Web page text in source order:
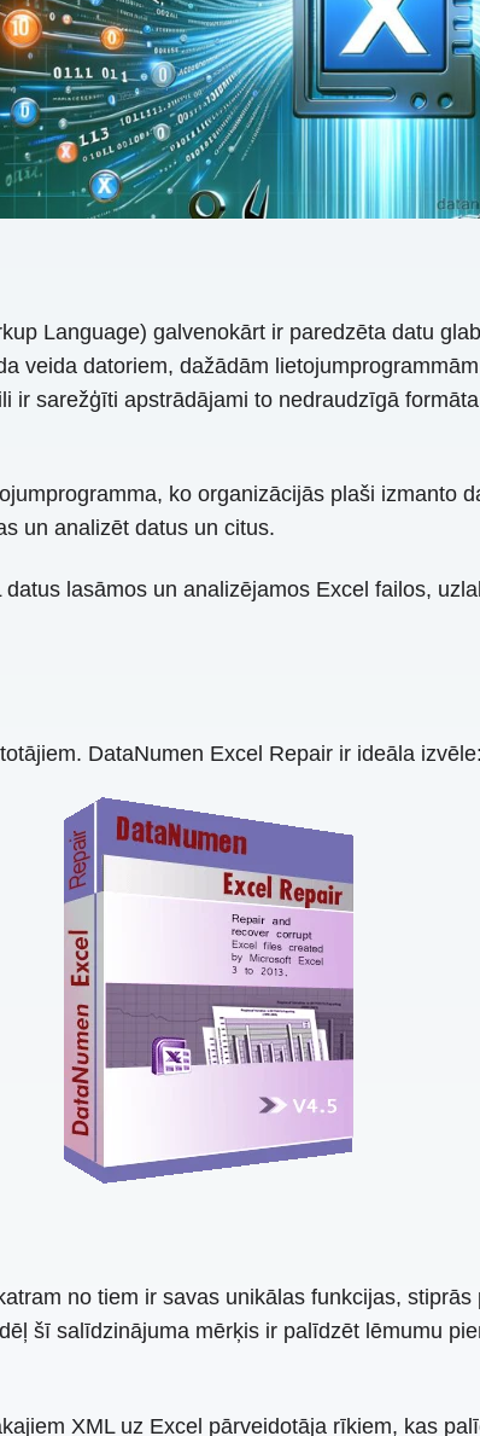
Language) galvenokārt ir paredzēta datu
veida datoriem, dažādām
ir sarežģīti apstrādājami to nedraudzīgā
ko organizācijās plaši izmanto
un analizēt datus un citus.
lasāmos un analizējamos Excel failos,
DataNumen Excel Repair ir ideāla
no tiem ir savas unikālas funkcijas,
šī salīdzinājuma mērķis ir palīdzēt lēmumu
XML uz Excel pārveidotāja rīkiem, kas